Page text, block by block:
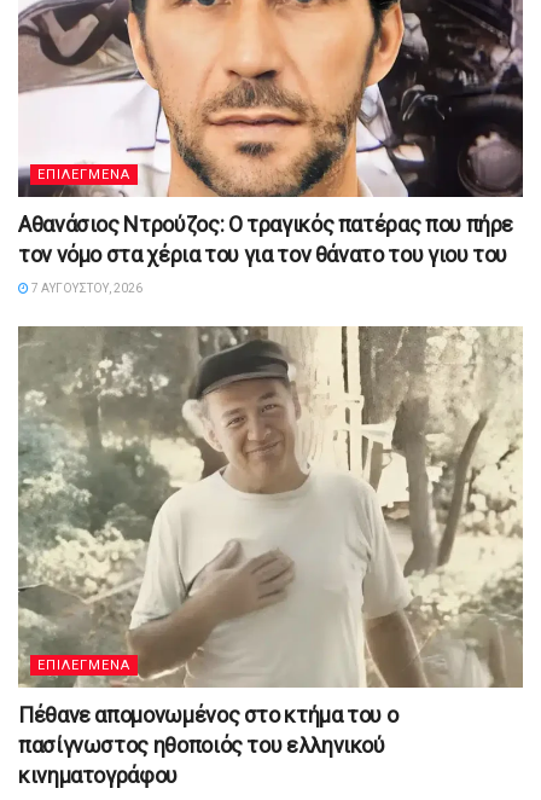
ΕΠΙΛΕΓΜΕΝΑ
Αθανάσιος Ντρούζος: Ο τραγικός πατέρας που πήρε
τον νόμο στα χέρια του για τον θάνατο του γιου του
7 ΑΥΓΟΎΣΤΟΥ, 2026
ΕΠΙΛΕΓΜΕΝΑ
Πέθανε απομονωμένος στο κτήμα του ο
πασίγνωστος ηθοποιός του ελληνικού
κινηματογράφου